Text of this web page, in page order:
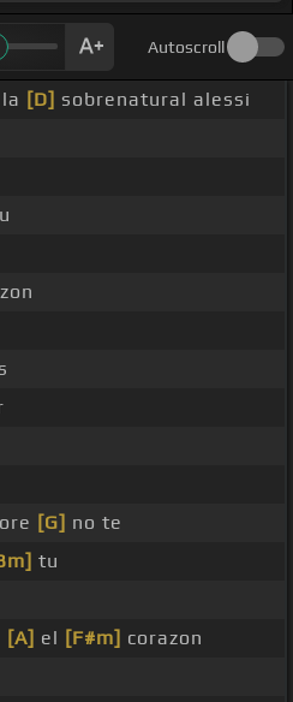
Autoscroll
la [D] sobrenatural alessi
[G] no te
tu
[A] el [F#m] corazon